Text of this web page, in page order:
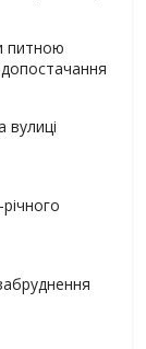
питною
вулиці